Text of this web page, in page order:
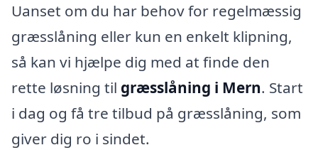
Uanset om du har behov for regelmæssig
græsslåning eller kun en enkelt klipning,
så kan vi hjælpe dig med at finde den
rette løsning til græsslåning i Mern. Start
i dag og få tre tilbud på græsslåning, som
giver dig ro i sindet.